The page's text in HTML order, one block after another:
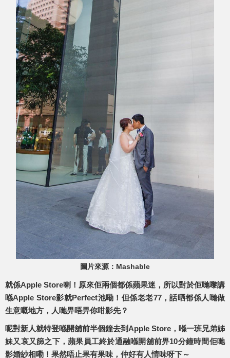
圖片來源：Mashable
就係Apple Store喇！原來佢兩個都係蘋果迷，所以對於佢哋嚟講
喺Apple Store影就Perfect池嘞！但係老老77，話晒都係人哋做
生意嘅地方，人哋畀唔畀你咁影先？
呢對新人就特登喺開舖前半個鐘去到Apple Store，喺一班兄弟姊
妹又哀又篩之下，蘋果員工終於通融喺開舖前畀10分鐘時間佢哋
影婚紗相嘞！果然唔止果有果味，仲好有人情味呀下～